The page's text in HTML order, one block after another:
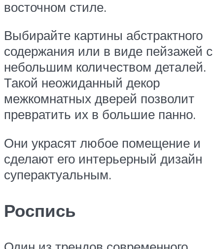
восточном стиле.
Выбирайте картины абстрактного
содержания или в виде пейзажей с
небольшим количеством деталей.
Такой неожиданный декор
межкомнатных дверей позволит
превратить их в большие панно.
Они украсят любое помещение и
сделают его интерьерный дизайн
суперактуальным.
Роспись